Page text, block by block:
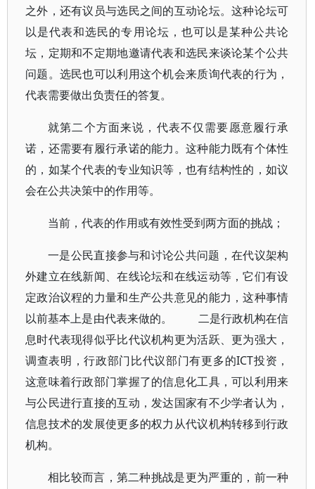
之外，还有议员与选民之间的互动论坛。这种论坛可
以是代表和选民的专用论坛，也可以是某种公共论
坛，定期和不定期地邀请代表和选民来谈论某个公共
问题。选民也可以利用这个机会来质询代表的行为，
代表需要做出负责任的答复。
就第二个方面来说，代表不仅需要愿意履行承
诺，还需要有履行承诺的能力。这种能力既有个体性
的，如某个代表的专业知识等，也有结构性的，如议
会在公共决策中的作用等。
当前，代表的作用或有效性受到两方面的挑战；
一是公民直接参与和讨论公共问题，在代议架构
外建立在线新闻、在线论坛和在线运动等，它们有设
定政治议程的力量和生产公共意见的能力，这种事情
以前基本上是由代表来做的。 二是行政机构在信
息时代表现得似乎比代议机构更为活跃、更为强大，
调查表明，行政部门比代议部门有更多的ICT投资，
这意味着行政部门掌握了的信息化工具，可以利用来
与公民进行直接的互动，发达国家有不少学者认为，
信息技术的发展使更多的权力从代议机构转移到行政
机构。
相比较而言，第二种挑战是更为严重的，前一种